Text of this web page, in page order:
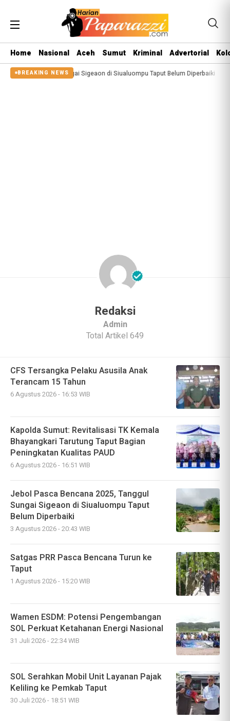
Home Nasional Aceh Sumut Kriminal Advertorial
BREAKING NEWS
2025, Tanggul Sungai Sigeaon di Siualuompu Taput Belum Diperbaiki
Redaksi
Admin
Total Artikel 649
CFS Tersangka Pelaku Asusila Anak
Terancam 15 Tahun
6 Agustus 2026 - 16:53 WIB
Kapolda Sumut: Revitalisasi TK Kemala
Bhayangkari Tarutung Taput Bagian
Peningkatan Kualitas PAUD
6 Agustus 2026 - 16:51 WIB
Jebol Pasca Bencana 2025, Tanggul
Sungai Sigeaon di Siualuompu Taput
Belum Diperbaiki
3 Agustus 2026 - 20:43 WIB
Satgas PRR Pasca Bencana Turun ke
Taput
1 Agustus 2026 - 15:20 WIB
Wamen ESDM: Potensi Pengembangan
SOL Perkuat Ketahanan Energi Nasional
31 Juli 2026 - 22:34 WIB
SOL Serahkan Mobil Unit Layanan Pajak
Keliling ke Pemkab Taput
30 Juli 2026 - 18:51 WIB